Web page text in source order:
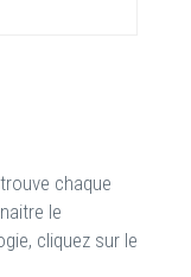
chaque
le
cliquez sur le